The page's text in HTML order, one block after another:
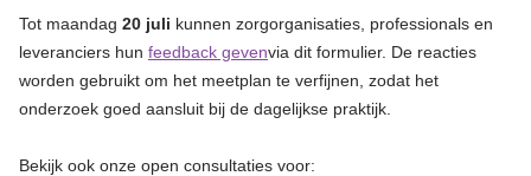
Tot maandag 20 juli kunnen zorgorganisaties, professionals en
leveranciers hun feedback gevenvia dit formulier. De reacties
worden gebruikt om het meetplan te verfijnen, zodat het
onderzoek goed aansluit bij de dagelijkse praktijk.
Bekijk ook onze open consultaties voor: